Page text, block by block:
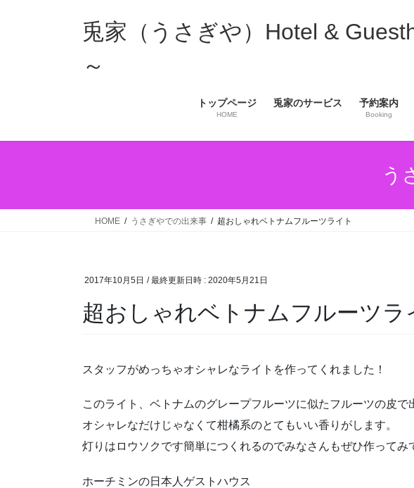
ッ
移
兎家（うさぎや）Hotel &
～
トップページ
HOME
兎家のサービス 予約案内
Booking
う
HOME うさぎやでの出来事 超おしゃれベトナムフルーツライト
2017年10月5日 / 最終更新日時 : 2020年5月21日
超おしゃれベトナムフルーツラ
スタッフがめっちゃオシャレなライトを作ってくれました！
このライト、ベトナムのグレープフルーツに似たフルーツの皮で
オシャレなだけじゃなくて柑橘系のとてもいい香りがします。
灯りはロウソクです簡単につくれるのでみなさんもぜひ作ってみ
ホーチミンの日本人ゲストハウス